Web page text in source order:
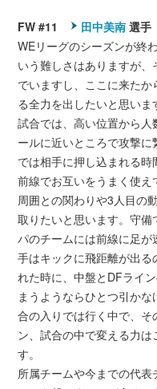
FW #11 田中美南 選手
WEリーグのシーズンが終
いう難しさはありますが
でいますし、ここに来た
る全力を出したいと思いま
試合では、高い位置から
ールに近いところで攻撃
では相手に押し込まれる時
前線でお互いをうまく使
周囲との関わりや3人目の
取りたいと思います。守
パのチームには前線に足
手はキックに飛距離が出
れた時に、中盤とDFライ
まうようならひとつ引か
合の入りでは行く中で、
ン、試合の中で変える力
す。
所属チームや今までの代